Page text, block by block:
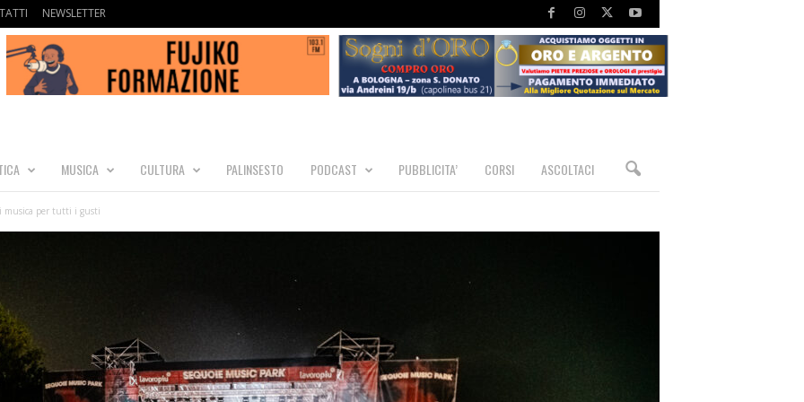
NEWSLETTER
MUSICA CULTURA PALINSESTO PODCAST PUBBLICITA’ CORSI ASCOLTACI
musica per tutti i gusti